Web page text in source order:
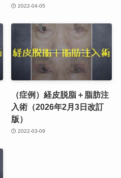
2022-04-05
（症例）経皮脱脂＋脂肪注
入術（2026年2月3日改訂
版）
2022-03-09